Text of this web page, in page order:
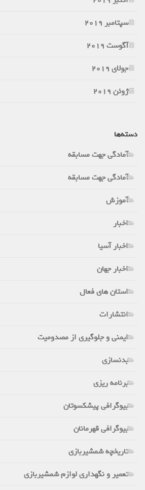
سپتامبر 2019
آگوست 2019
جولای 2019
ژوئن 2019
دسته‌ها
آمادگی جهت مسابقه
آمادگی جهت مسابقه
آموزش
اخبار
اخبار آسیا
اخبار جهان
استان های فعال
انتشارات
ایمنی و جلوگیری از مصدومیت
بدنسازی
برنامه ریزی
بیوگرافی پیشکسوتان
بیوگرافی قهرمانان
تاریخچه شمشیربازی
تعمیر و نگهداری لوازم شمشیربازی